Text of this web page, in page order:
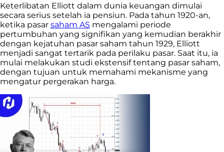
Keterlibatan Elliott dalam dunia keuangan dimulai
secara serius setelah ia pensiun. Pada tahun 1920-an,
ketika pasar saham AS mengalami periode
pertumbuhan yang signifikan yang kemudian berakhir
dengan kejatuhan pasar saham tahun 1929, Elliott
menjadi sangat tertarik pada perilaku pasar. Saat itu, ia
mulai melakukan studi ekstensif tentang pasar saham,
dengan tujuan untuk memahami mekanisme yang
mengatur pergerakan harga.